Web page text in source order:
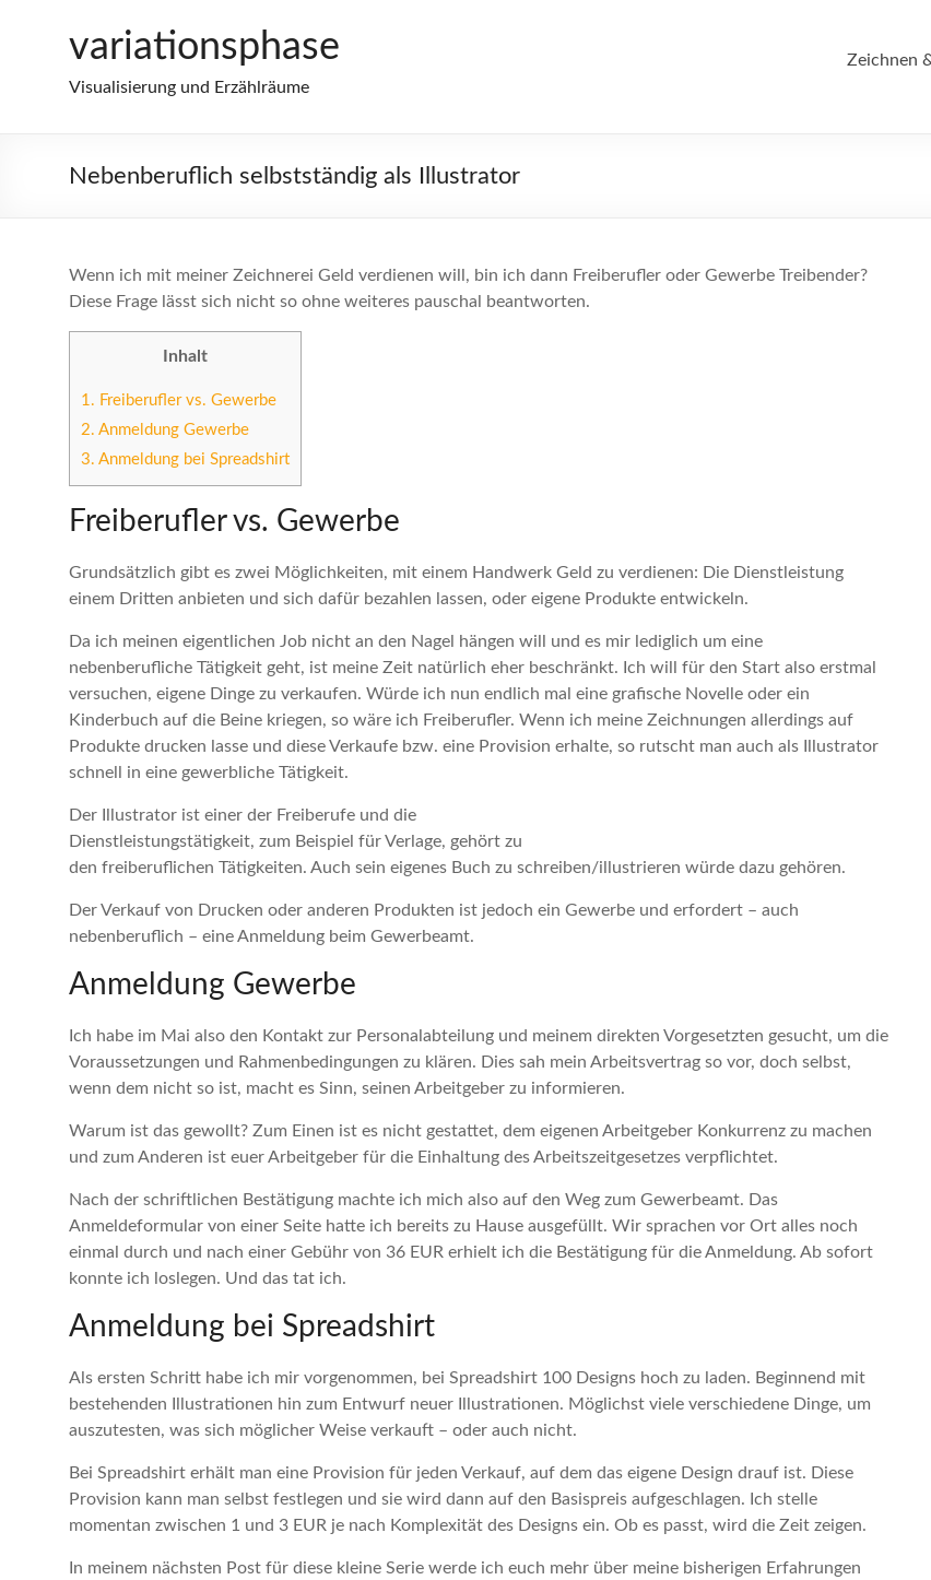
variationsphase
Visualisierung und Erzählräume
Zeichnen
Nebenberuflich selbstständig als Illustrator
Wenn ich mit meiner Zeichnerei Geld verdienen will, bin ich dann Freiberufler oder Gewerbe Treibender?
Diese Frage lässt sich nicht so ohne weiteres pauschal beantworten.
Inhalt
1. Freiberufler vs. Gewerbe
2. Anmeldung Gewerbe
3. Anmeldung bei Spreadshirt
Freiberufler vs. Gewerbe
Grundsätzlich gibt es zwei Möglichkeiten, mit einem Handwerk Geld zu verdienen: Die Dienstleistung
einem Dritten anbieten und sich dafür bezahlen lassen, oder eigene Produkte entwickeln.
Da ich meinen eigentlichen Job nicht an den Nagel hängen will und es mir lediglich um eine
nebenberufliche Tätigkeit geht, ist meine Zeit natürlich eher beschränkt. Ich will für den Start also erstmal
versuchen, eigene Dinge zu verkaufen. Würde ich nun endlich mal eine grafische Novelle oder ein
Kinderbuch auf die Beine kriegen, so wäre ich Freiberufler. Wenn ich meine Zeichnungen allerdings auf
Produkte drucken lasse und diese Verkaufe bzw. eine Provision erhalte, so rutscht man auch als Illustrator
schnell in eine gewerbliche Tätigkeit.
Der Illustrator ist einer der Freiberufe und die
Dienstleistungstätigkeit, zum Beispiel für Verlage, gehört zu
den freiberuflichen Tätigkeiten. Auch sein eigenes Buch zu schreiben/illustrieren würde dazu gehören.
Der Verkauf von Drucken oder anderen Produkten ist jedoch ein Gewerbe und erfordert – auch
nebenberuflich – eine Anmeldung beim Gewerbeamt.
Anmeldung Gewerbe
Ich habe im Mai also den Kontakt zur Personalabteilung und meinem direkten Vorgesetzten gesucht, um die
Voraussetzungen und Rahmenbedingungen zu klären. Dies sah mein Arbeitsvertrag so vor, doch selbst,
wenn dem nicht so ist, macht es Sinn, seinen Arbeitgeber zu informieren.
Warum ist das gewollt? Zum Einen ist es nicht gestattet, dem eigenen Arbeitgeber Konkurrenz zu machen
und zum Anderen ist euer Arbeitgeber für die Einhaltung des Arbeitszeitgesetzes verpflichtet.
Nach der schriftlichen Bestätigung machte ich mich also auf den Weg zum Gewerbeamt. Das
Anmeldeformular von einer Seite hatte ich bereits zu Hause ausgefüllt. Wir sprachen vor Ort alles noch
einmal durch und nach einer Gebühr von 36 EUR erhielt ich die Bestätigung für die Anmeldung. Ab sofort
konnte ich loslegen. Und das tat ich.
Anmeldung bei Spreadshirt
Als ersten Schritt habe ich mir vorgenommen, bei Spreadshirt 100 Designs hoch zu laden. Beginnend mit
bestehenden Illustrationen hin zum Entwurf neuer Illustrationen. Möglichst viele verschiedene Dinge, um
auszutesten, was sich möglicher Weise verkauft – oder auch nicht.
Bei Spreadshirt erhält man eine Provision für jeden Verkauf, auf dem das eigene Design drauf ist. Diese
Provision kann man selbst festlegen und sie wird dann auf den Basispreis aufgeschlagen. Ich stelle
momentan zwischen 1 und 3 EUR je nach Komplexität des Designs ein. Ob es passt, wird die Zeit zeigen.
In meinem nächsten Post für diese kleine Serie werde ich euch mehr über meine bisherigen Erfahrungen